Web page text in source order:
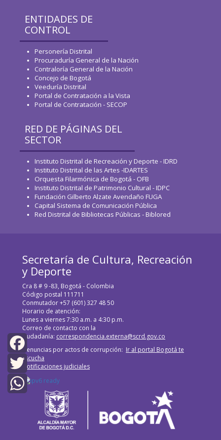
Facebook
Twitter
ENTIDADES DE
CONTROL
Personería Distrital
Procuraduría General de la Nación
Contraloría General de la Nación
Concejo de Bogotá
Veeduría Distrital
Portal de Contratación a la Vista
Portal de Contratación - SECOP
RED DE PÁGINAS DEL
SECTOR
Instituto Distrital de Recreación y Deporte - IDRD
Instituto Distrital de las Artes -IDARTES
Orquesta Filarmónica de Bogotá - OFB
Instituto Distrital de Patrimonio Cultural - IDPC
Fundación Gilberto Alzate Avendaño FUGA
Capital Sistema de Comunicación Pública
Red Distrital de Bibliotecas Públicas - Biblored
Secretaría de Cultura, Recreación
y Deporte
Cra 8 # 9 -83, Bogotá - Colombia
Código postal 111711
Conmutador +57 (601) 327 48 50
Horario de atención:
Lunes a viernes 7:30 a.m. a 4:30 p.m.
Correo de contacto con la
ciudadanía: correspondencia.externa@scrd.gov.co
Denuncias por actos de corrupción: Ir al portal Bogotá te
Escucha
Notificaciones judiciales